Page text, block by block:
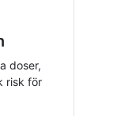
doser,
risk för